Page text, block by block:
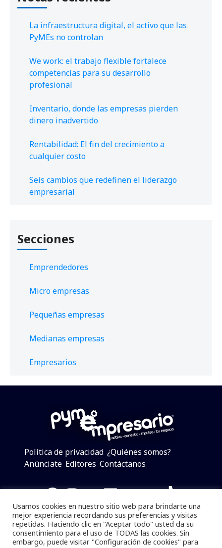
La infraestructura digital, el activo que las
PyMEs no controlan
We work: el trabajo flexible fortalece
competencias para su desarrollo
profesional
Inventario, donde las empresas pierden
dinero inadvertido
Rentabilidad: El fin del crecimiento a
cualquier costo
Seis cambios que redefinen el liderazgo
empresarial
Secciones
Emprendedores
Micro empresas
Pequeñas empresas
Medianas empresas
Empresarios
Política de privacidad ¿Quiénes somos?
Anúnciate Editores Contáctanos
Facebook
Instagram
Twitter
LinkedIn
Telegram
YouTube
TikTok
Pymempresario © 2025 Todos los derechos reservados.
Usamos cookies en nuestro sitio web para brindarte una
mejor experiencia recordando sus preferencias y visitas
repetidas. Haciendo clic en "Aceptar todo" usted da su
consentimiento para el uso de TODAS las cookies. Sin
embargo, puede visitar "Configuración de cookies" para